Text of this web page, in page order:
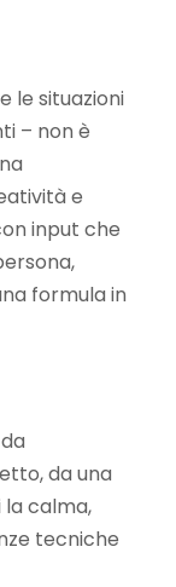
le situazioni
– non è
e
input che
formula in
da una
calma,
tecniche